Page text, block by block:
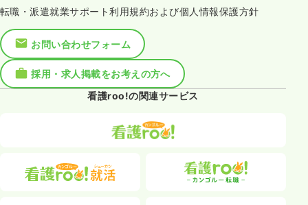
転職・派遣就業サポート利用規約および個人情報保護方針
お問い合わせフォーム
採用・求人掲載をお考えの方へ
看護roo!の関連サービス